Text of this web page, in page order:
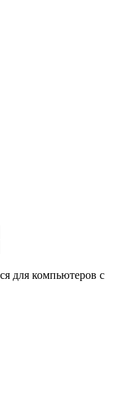
для компьютеров с